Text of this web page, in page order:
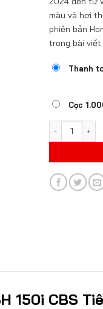
màu và hơi
phiên bản
trong bài viết
Thanh
Cọc
HONDA SH
150i CBS